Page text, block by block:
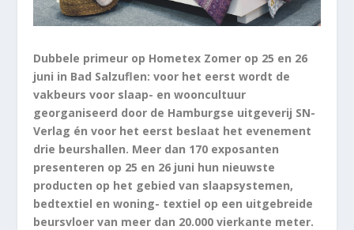
Dubbele primeur op Hometex Zomer op 25 en 26
juni in Bad Salzuflen: voor het eerst wordt de
vakbeurs voor slaap- en wooncultuur
georganiseerd door de Hamburgse uitgeverij SN-
Verlag én voor het eerst beslaat het evenement
drie beurshallen. Meer dan 170 exposanten
presenteren op 25 en 26 juni hun nieuwste
producten op het gebied van slaapsystemen,
bedtextiel en woning- textiel op een uitgebreide
beursvloer van meer dan 20.000 vierkante meter.